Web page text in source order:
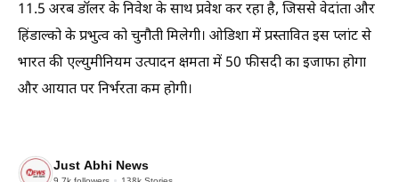
11.5 अरब डॉलर के निवेश के साथ प्रवेश कर रहा है, जिससे वेदांता और
हिंडाल्को के प्रभुत्व को चुनौती मिलेगी। ओडिशा में प्रस्तावित इस प्लांट से
भारत की एल्युमीनियम उत्पादन क्षमता में 50 फीसदी का इजाफा होगा
और आयात पर निर्भरता कम होगी।
Just Abhi News